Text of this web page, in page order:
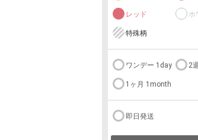
レッド ホ
特殊柄
ワンデー 1day 2
1ヶ月 1month
即日発送